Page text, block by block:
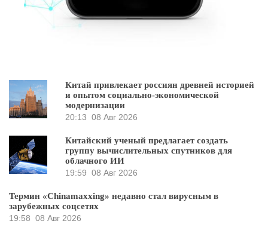
Китай привлекает россиян древней историей
и опытом социально-экономической
модернизации
20:13 08 Авг 2026
Китайский ученый предлагает создать
группу вычислительных спутников для
облачного ИИ
19:59 08 Авг 2026
Термин «Chinamaxxing» недавно стал вирусным в
зарубежных соцсетях
19:58 08 Авг 2026